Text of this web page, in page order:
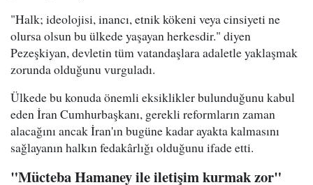
"Halk; ideolojisi, inancı, etnik kökeni veya cinsiyeti ne
olursa olsun bu ülkede yaşayan herkesdir." diyen
Pezeşkiyan, devletin tüm vatandaşlara adaletle yaklaşmak
zorunda olduğunu vurguladı.
Ülkede bu konuda önemli eksiklikler bulunduğunu kabul
eden İran Cumhurbaşkanı, gerekli reformların zaman
alacağını ancak İran'ın bugüne kadar ayakta kalmasını
sağlayanın halkın fedakârlığı olduğunu ifade etti.
"Mücteba Hamaney ile iletişim kurmak zor"